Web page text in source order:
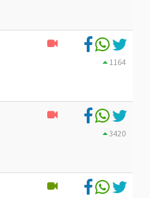
1164
3420